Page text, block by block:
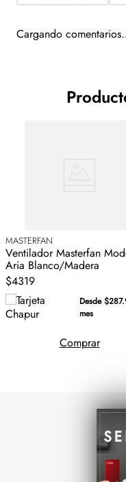
Cargando
MASTERFAN
Ventilador Masterfan
Aria Blanco/Madera
$4319
Desde
mes
Comprar